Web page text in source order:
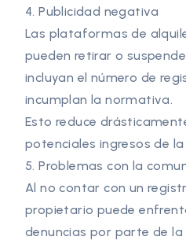
4. Publicidad negativa
Las plataformas de
pueden retirar o
incluyan el número de
incumplan la normativa.
Esto reduce
potenciales ingresos de
5. Problemas con la
Al no contar con un
propietario puede
denuncias por parte de